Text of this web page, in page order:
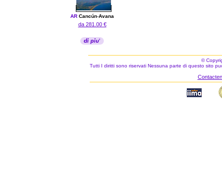
AR Cancún-Avana
da 281.00 €
©
Tutti I diritti sono riservati Nessuna parte di questo sito